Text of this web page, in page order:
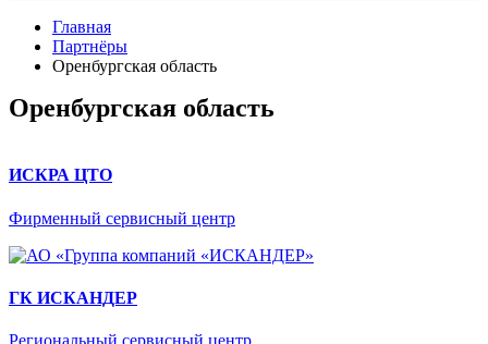
Главная
Партнёры
Оренбургская область
Оренбургская область
ИСКРА ЦТО
Фирменный сервисный центр
ГК ИСКАНДЕР
Региональный сервисный центр